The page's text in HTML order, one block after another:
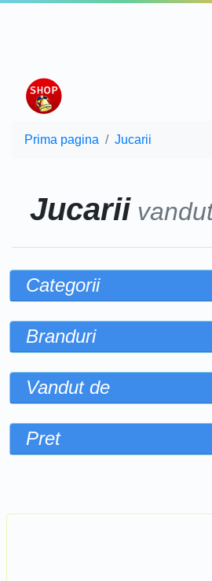
Prima pagina Jucarii
Jucarii
Categorii
Branduri
Vandut de
Pret